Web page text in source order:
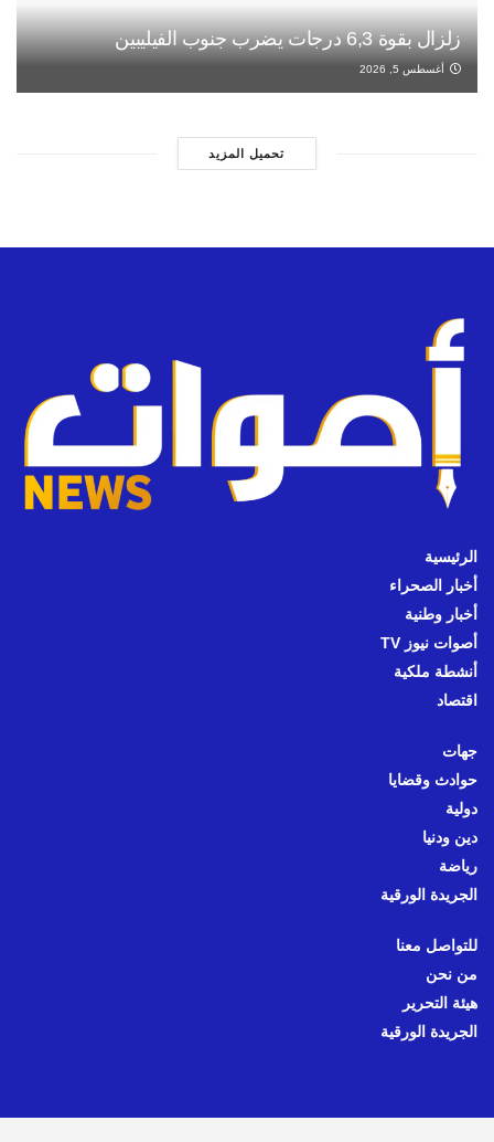
زلزال بقوة 6,3 درجات يضرب جنوب الفيليبين
أغسطس 5, 2026
تحميل المزيد
الرئيسية
أخبار الصحراء
أخبار وطنية
أصوات نيوز TV
أنشطة ملكية
اقتصاد
جهات
حوادث وقضايا
دولية
دين ودنيا
رياضة
الجريدة الورقية
للتواصل معنا
من نحن
هيئة التحرير
الجريدة الورقية